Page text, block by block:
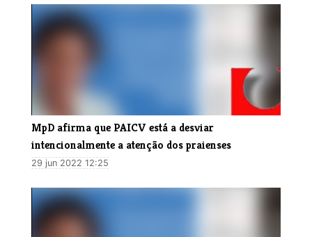
MpD afirma que PAICV está a desviar
intencionalmente a atenção dos praienses
29 jun 2022 12:25